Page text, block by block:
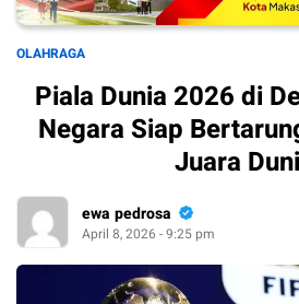
OLAHRAGA
Piala Dunia 2026 di
Negara Siap
Juara
ewa pedrosa
April 8, 2026 - 9:25 pm